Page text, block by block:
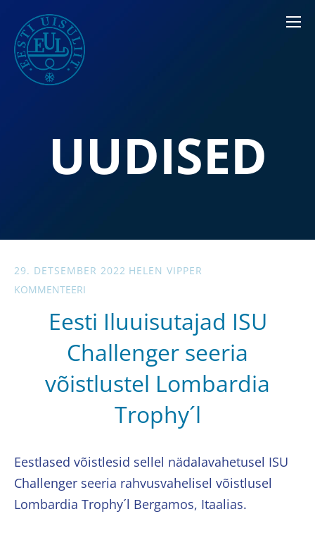
UUDISED
29. DETSEMBER 2022 HELEN VIPPER
KOMMENTEERI
Eesti Iluuisutajad ISU
Challenger seeria
võistlustel Lombardia
Trophy´l
Eestlased võistlesid sellel nädalavahetusel ISU
Challenger seeria rahvusvahelisel võistlusel
Lombardia Trophy´l Bergamos, Itaalias.